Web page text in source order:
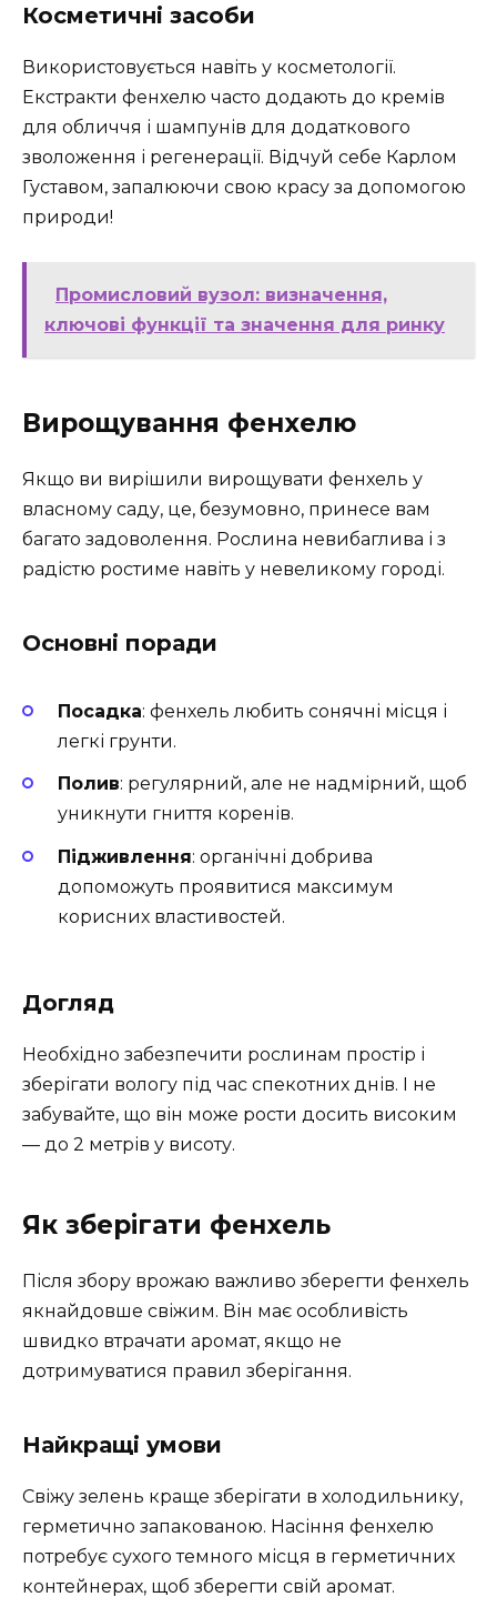
Косметичні засоби
Використовується навіть у косметології.
Екстракти фенхелю часто додають до кремів
для обличчя і шампунів для додаткового
зволоження і регенерації. Відчуй себе Карлом
Густавом, запалюючи свою красу за допомогою
природи!
Промисловий вузол: визначення,
ключові функції та значення для ринку
Вирощування фенхелю
Якщо ви вирішили вирощувати фенхель у
власному саду, це, безумовно, принесе вам
багато задоволення. Рослина невибаглива і з
радістю ростиме навіть у невеликому городі.
Основні поради
Посадка: фенхель любить сонячні місця і
легкі грунти.
Полив: регулярний, але не надмірний, щоб
уникнути гниття коренів.
Підживлення: органічні добрива
допоможуть проявитися максимум
корисних властивостей.
Догляд
Необхідно забезпечити рослинам простір і
зберігати вологу під час спекотних днів. І не
забувайте, що він може рости досить високим
— до 2 метрів у висоту.
Як зберігати фенхель
Після збору врожаю важливо зберегти фенхель
якнайдовше свіжим. Він має особливість
швидко втрачати аромат, якщо не
дотримуватися правил зберігання.
Найкращі умови
Свіжу зелень краще зберігати в холодильнику,
герметично запакованою. Насіння фенхелю
потребує сухого темного місця в герметичних
контейнерах, щоб зберегти свій аромат.